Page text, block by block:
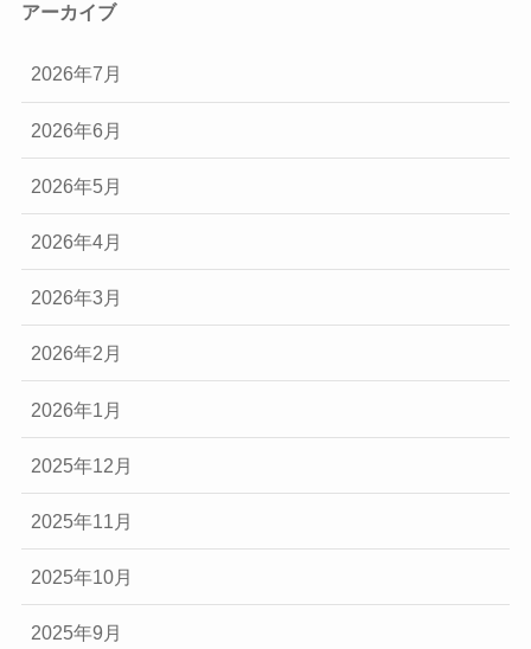
アーカイブ
2026年7月
2026年6月
2026年5月
2026年4月
2026年3月
2026年2月
2026年1月
2025年12月
2025年11月
2025年10月
2025年9月